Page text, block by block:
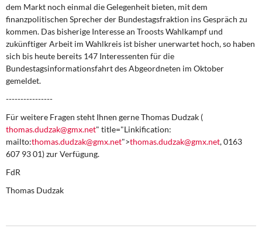
Öffentliche Infrastruktur und Daseinsvorsorge
Eurokrise und Griechenland
DIE LINKE
Weitere Themen
Memo-Gruppe
Institut Solidarische Moderne
Rosa-Luxemburg-Stiftung
dem Markt noch einmal die Gelegenheit bieten, mit dem
finanzpolitischen Sprecher der Bundestagsfraktion ins Gespräch zu
kommen. Das bisherige Interesse an Troosts Wahlkampf und
zukünftiger Arbeit im Wahlkreis ist bisher unerwartet hoch, so haben
sich bis heute bereits 147 Interessenten für die
Bundestagsinformationsfahrt des Abgeordneten im Oktober
gemeldet.
----------------
Für weitere Fragen steht Ihnen gerne Thomas Dudzak (
thomas.dudzak@gmx.net" title="Linkification:
mailto:thomas.dudzak@gmx.net">thomas.dudzak@gmx.net, 0163
607 93 01) zur Verfügung.
FdR
Thomas Dudzak